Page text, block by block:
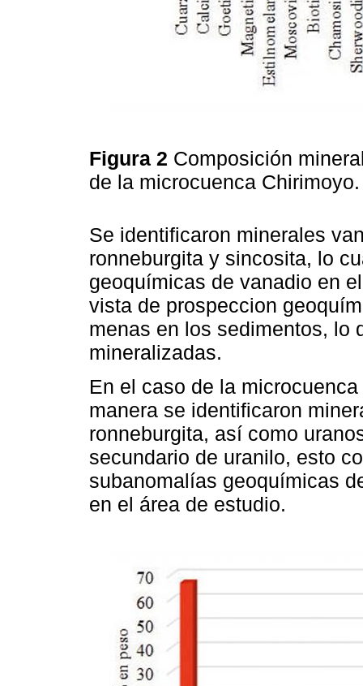
Figura 2 Composición
de la microcuenca
Se identificaron minerales
ronneburgita y sincosita, lo
geoquímicas de vanadio en
vista de prospeccion
menas en los sedimentos, lo
mineralizadas.
En el caso de la
manera se identificaron
ronneburgita, así como
secundario de uranilo, esto
subanomalías geoquímicas
en el área de estudio.